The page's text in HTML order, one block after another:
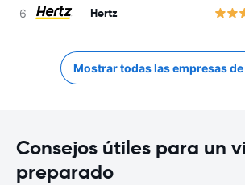
Hertz
Mostrar todas las empresas
Consejos útiles para un
preparado